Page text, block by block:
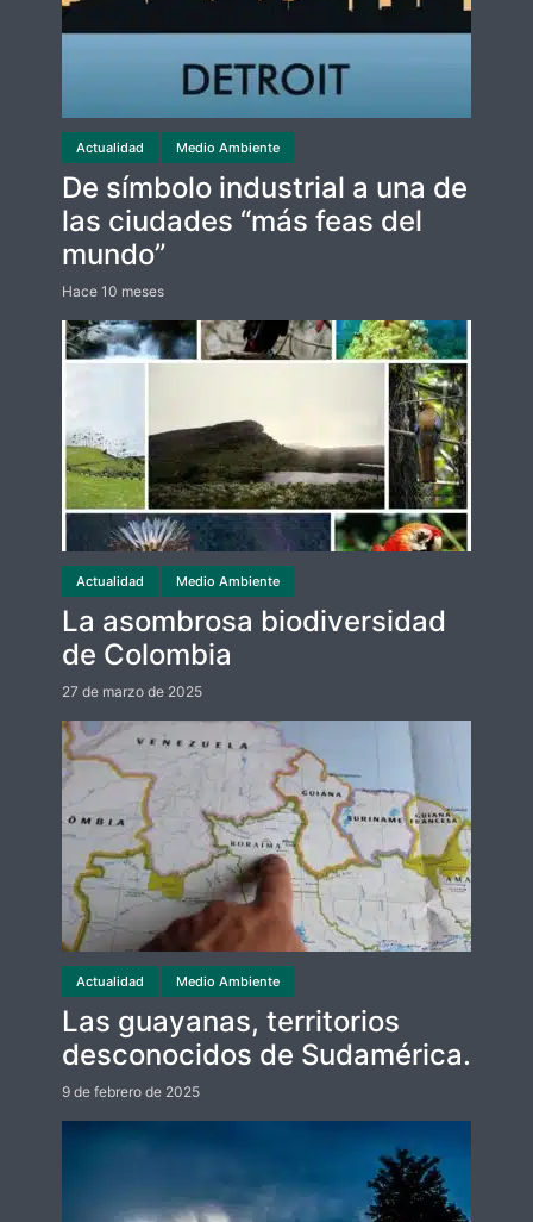
Actualidad Medio Ambiente
De símbolo industrial a una de
las ciudades “más feas del
mundo”
Hace 10 meses
Actualidad Medio Ambiente
La asombrosa biodiversidad
de Colombia
27 de marzo de 2025
Actualidad Medio Ambiente
Las guayanas, territorios
desconocidos de Sudamérica.
9 de febrero de 2025